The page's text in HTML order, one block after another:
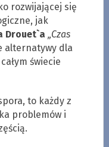
rozwijającej się
jak
Drouet`a „Czas
alternatywy dla
świecie
to każdy z
problemów i